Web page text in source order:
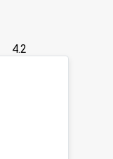
4.2